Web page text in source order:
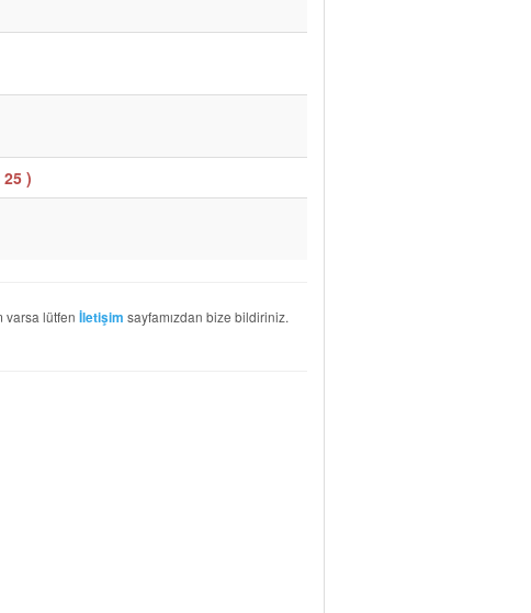
25 )
varsa lütfen İletişim sayfamızdan bize bildiriniz.